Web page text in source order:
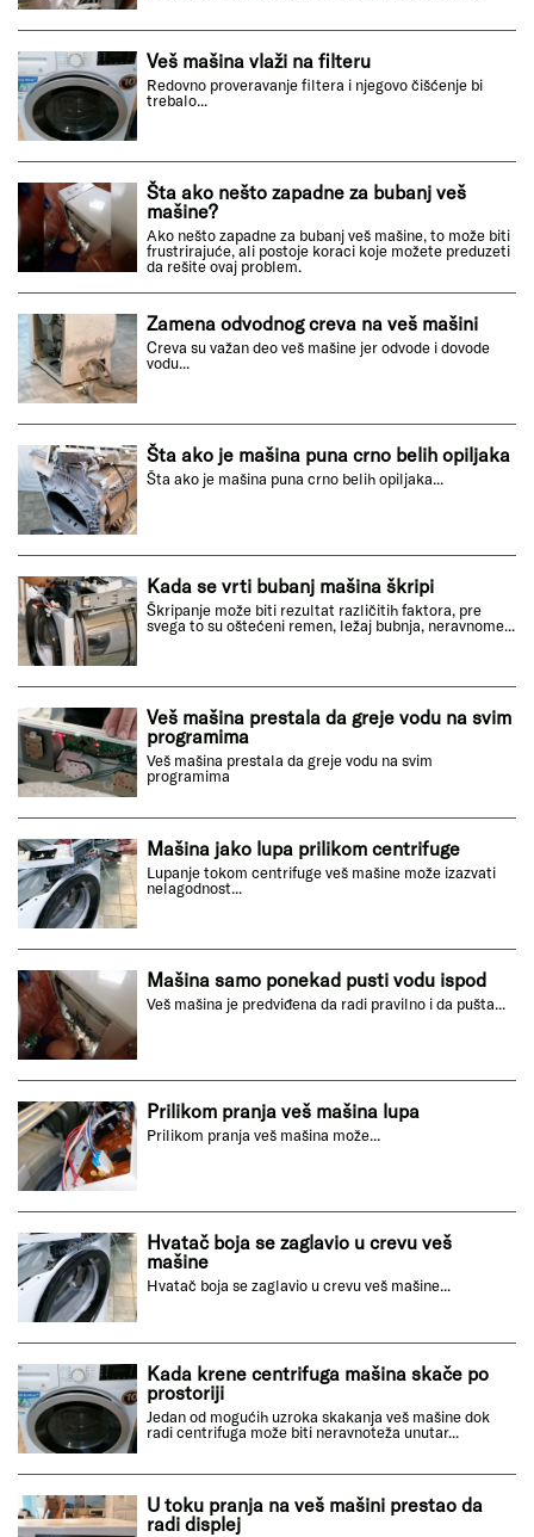
Veš mašina vlaži na filteru
Redovno proveravanje filtera i njegovo čišćenje bi
trebalo...
Šta ako nešto zapadne za bubanj veš
mašine?
Ako nešto zapadne za bubanj veš mašine, to može biti
frustrirajuće, ali postoje koraci koje možete preduzeti
da rešite ovaj problem.
Zamena odvodnog creva na veš mašini
Creva su važan deo veš mašine jer odvode i dovode
vodu...
Šta ako je mašina puna crno belih opiljaka
Šta ako je mašina puna crno belih opiljaka...
Kada se vrti bubanj mašina škripi
Škripanje može biti rezultat različitih faktora, pre
svega to su oštećeni remen, ležaj bubnja, neravnome...
Veš mašina prestala da greje vodu na svim
programima
Veš mašina prestala da greje vodu na svim
programima
Mašina jako lupa prilikom centrifuge
Lupanje tokom centrifuge veš mašine može izazvati
nelagodnost...
Mašina samo ponekad pusti vodu ispod
Veš mašina je predviđena da radi pravilno i da pušta...
Prilikom pranja veš mašina lupa
Prilikom pranja veš mašina može...
Hvatač boja se zaglavio u crevu veš
mašine
Hvatač boja se zaglavio u crevu veš mašine...
Kada krene centrifuga mašina skače po
prostoriji
Jedan od mogućih uzroka skakanja veš mašine dok
radi centrifuga može biti neravnoteža unutar...
U toku pranja na veš mašini prestao da
radi displej